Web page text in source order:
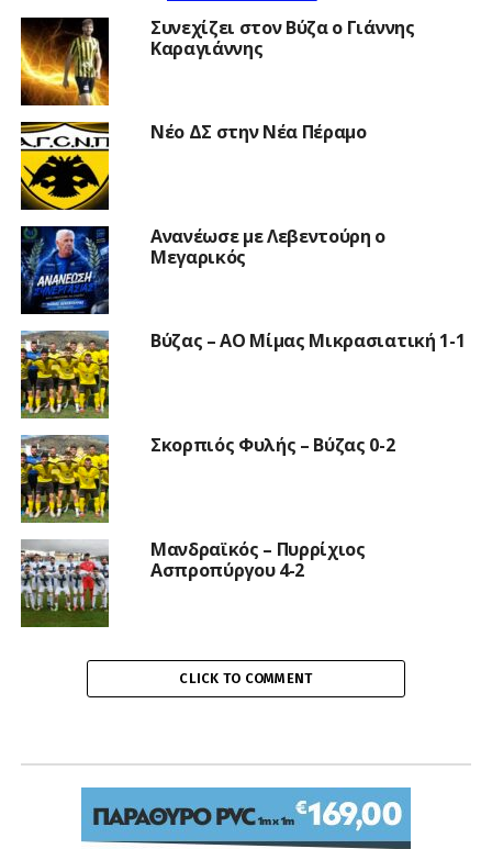
Συνεχίζει στον Βύζα ο Γιάννης
Καραγιάννης
Νέο ΔΣ στην Νέα Πέραμο
Ανανέωσε με Λεβεντούρη ο
Μεγαρικός
Βύζας – ΑΟ Μίμας Μικρασιατική 1-1
Σκορπιός Φυλής – Βύζας 0-2
Μανδραϊκός – Πυρρίχιος
Ασπροπύργου 4-2
CLICK TO COMMENT